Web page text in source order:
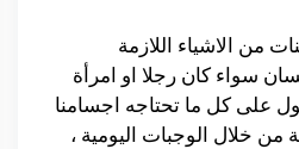
من الاشياء اللازمة
سواء كان رجلا او امرأة
على كل ما تحتاجه اجسامنا
من خلال الوجبات اليومية ،